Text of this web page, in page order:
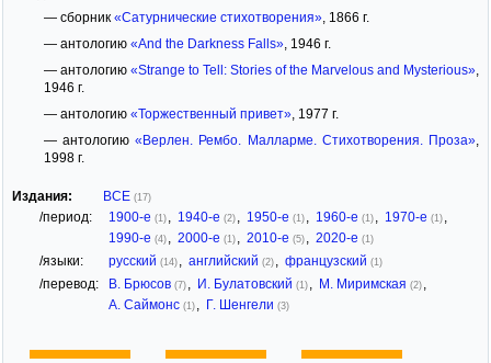
— сборник «Сатурнические стихотворения», 1866 г.
— антологию «And the Darkness Falls», 1946 г.
— антологию «Strange to Tell: Stories of the Marvelous and Mysterious»
1946 г.
— антологию «Торжественный привет», 1977 г.
— антологию«Верлен. Рембо. Малларме. Стихотворения. Проза»
1998 г.
Издания: ВСЕ (17)
/период: 1900-е (1) 1940-е (2) 1950-е (1) 1960-е (1) 1970-е (1)
1990-е (4) 2000-е (1) 2010-е (5) 2020-е (1)
/языки: русский (14) английский (2) французский (1)
/перевод: В. Брюсов (7) И. Булатовский (1) М. Миримская (2)
А. Саймонс (1) Г. Шенгели (3)